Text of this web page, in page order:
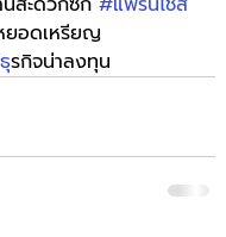
ยอดเหรียญ
ุรกิจน่าลงทุน